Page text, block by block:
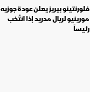
فلورنتينو بيريز يعلن عودة جوزيه
مورينيو لريال مدريد إذا انتُخب
رئيساً